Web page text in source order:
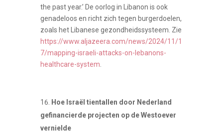
the past year.’ De oorlog in Libanon is ook
genadeloos en richt zich tegen burgerdoelen,
zoals het Libanese gezondheidssysteem. Zie
https://www.aljazeera.com/news/2024/11/1
7/mapping-israeli-attacks-on-lebanons-
healthcare-system
Hoe Israël tientallen door Nederland
gefinancierde projecten op de Westoever
vernielde